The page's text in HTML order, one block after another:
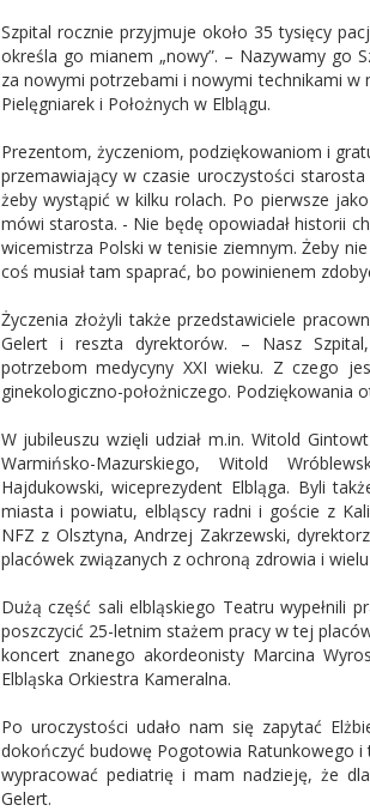
Szpital rocznie przyjmuje około 35 tysięcy
określa go mianem „nowy”. – Nazywamy go
za nowymi potrzebami i nowymi technikami w
Pielęgniarek i Położnych w Elblągu.
Prezentom, życzeniom, podziękowaniom i
przemawiający w czasie uroczystości
żeby wystąpić w kilku rolach. Po pierwsze
mówi starosta. - Nie będę opowiadał historii
wicemistrza Polski w tenisie ziemnym. Żeby
coś musiał tam spaprać, bo powinienem
Życzenia złożyli także przedstawiciele
Gelert i reszta dyrektorów. – Nasz
potrzebom medycyny XXI wieku. Z czego
ginekologiczno-położniczego. Podziękowania
W jubileuszu wzięli udział m.in. Witold
Warmińsko-Mazurskiego, Witold
Hajdukowski, wiceprezydent Elbląga. Byli
miasta i powiatu, elbląscy radni i goście z
NFZ z Olsztyna, Andrzej Zakrzewski,
placówek związanych z ochroną zdrowia i
Dużą część sali elbląskiego Teatru wypełnili
poszczycić 25-letnim stażem pracy w tej
koncert znanego akordeonisty Marcina
Elbląska Orkiestra Kameralna.
Po uroczystości udało nam się zapytać
dokończyć budowę Pogotowia Ratunkowego
wypracować pediatrię i mam nadzieję, że
Gelert.